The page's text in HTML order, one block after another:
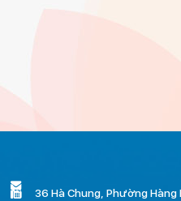
36 Hà Chung, Phường Hàng